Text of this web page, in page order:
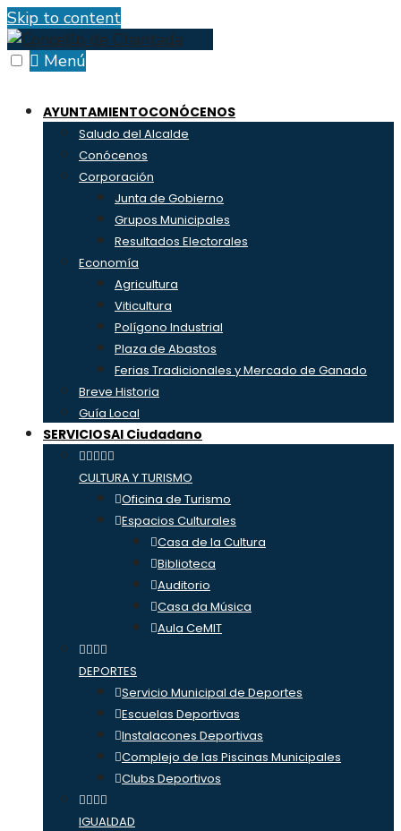
Skip to content
Menú
AYUNTAMIENTOCONÓCENOS
Saludo del Alcalde
Conócenos
Corporación
Junta de Gobierno
Grupos Municipales
Resultados Electorales
Economía
Agricultura
Viticultura
Polígono Industrial
Plaza de Abastos
Ferias Tradicionales y Mercado de Ganado
Breve Historia
Guía Local
SERVICIOSAl Ciudadano
CULTURA Y TURISMO
Oficina de Turismo
Espacios Culturales
Casa de la Cultura
Biblioteca
Auditorio
Casa da Música
Aula CeMIT
DEPORTES
Servicio Municipal de Deportes
Escuelas Deportivas
Instalacones Deportivas
Complejo de las Piscinas Municipales
Clubs Deportivos
IGUALDAD